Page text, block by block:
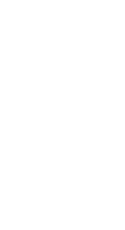
TITELREIF